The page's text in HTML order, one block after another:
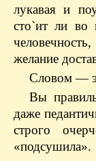
лукавая и
сто`ит ли во
желание
Словом —
Вы
даже
строго